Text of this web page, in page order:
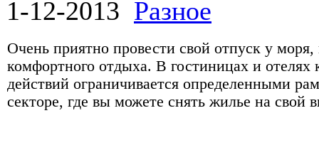
1-12-2013 Разное
Очень приятно провести свой отпуск у
комфортного отдыха. В гостиницах и
действий ограничивается определенными
секторе, где вы можете снять жилье на свой